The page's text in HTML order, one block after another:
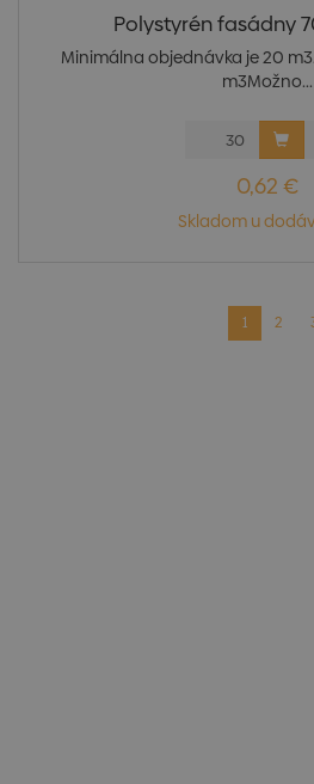
Polystyrén fasádny
Minimálna objednávka je 20
m3Možno...
0,62 €
Skladom u
1 2